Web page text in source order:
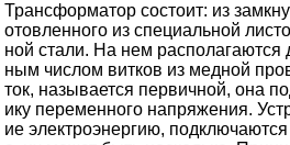
Трансформатор состоит: из
отовленного из специальной
ной стали. На нем располагаются
ным числом витков из медной
ток, называется первичной, она
ику переменного напряжения.
ие электроэнергию,